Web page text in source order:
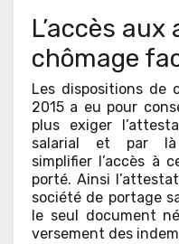
L’accès
chômage
Les dispositions de
2015 a eu pour
plus exiger
salarial et par là
simplifier l’accès à
porté. Ainsi
société de portage
le seul document
versement des